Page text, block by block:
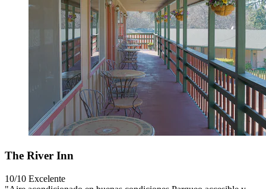
The River Inn
10/10 Excelente